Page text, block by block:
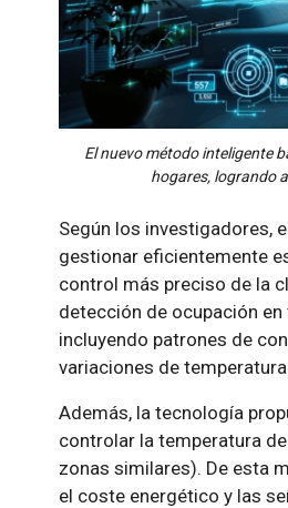
El nuevo método inteligente
hogares, logrando
Según los investigadores,
gestionar eficientemente
control más preciso de la
detección de ocupación
incluyendo patrones de
variaciones de
Además, la tecnología
controlar la temperatura
zonas similares). De esta
el coste energético y las